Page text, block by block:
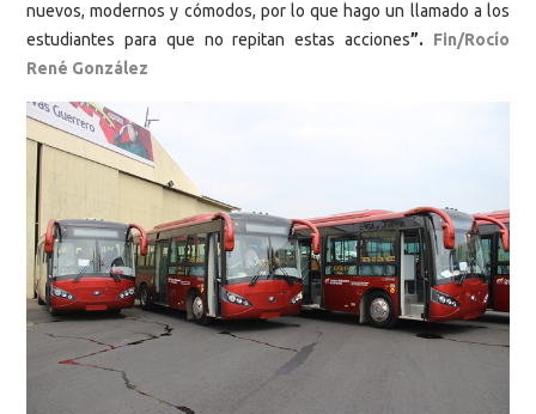
nuevos, modernos y cómodos, por lo que hago un llamado a los
estudiantes para que no repitan estas acciones”. Fin/Rocío
René González